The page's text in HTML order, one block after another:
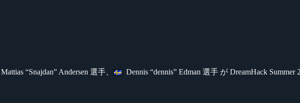
Mattias “Snajdan” Andersen 選手、 Dennis “dennis” Edman 選手 が DreamHack